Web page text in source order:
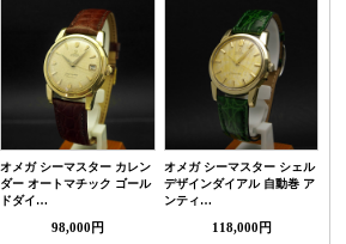
オメガ シーマスター カレン
ダー オートマチック ゴール
ドダイ…
98,000円
オメガ シーマスター シェル
デザインダイアル 自動巻 ア
ンティ…
118,000円